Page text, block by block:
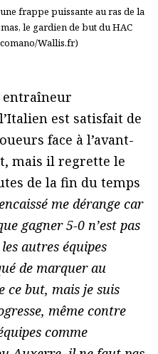
frappe puissante au ras de la
le gardien de but du HAC
Wallis.fr)
entraîneur
est satisfait de
face à l’avant-
mais il regrette le
de la fin du temps
me dérange car
gagner 5-0 n’est pas
autres équipes
de marquer au
ce but, mais je suis
même contre
comme